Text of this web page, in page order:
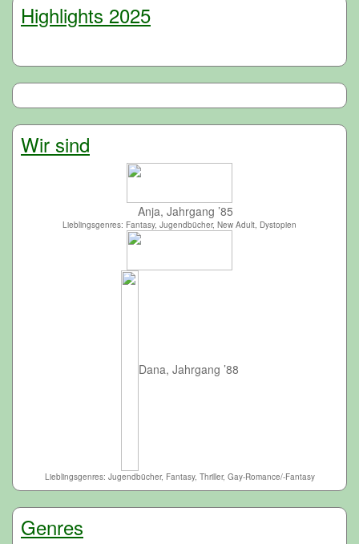
Highlights 2025
Wir sind
Anja, Jahrgang ’85
Lieblingsgenres: Fantasy, Jugendbücher, New Adult, Dystopien
Dana, Jahrgang ’88
Lieblingsgenres: Jugendbücher, Fantasy, Thriller, Gay-Romance/-Fantasy
Genres